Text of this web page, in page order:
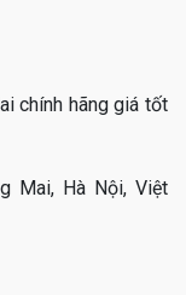
chính hãng giá tốt
Mai, Hà Nội, Việt